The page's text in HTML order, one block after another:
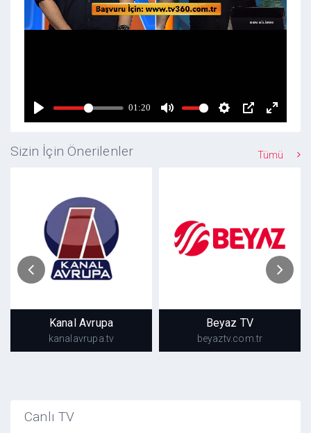
Sizin İçin Önerilenler Tümü
Kanal Avrupa
kanalavrupa.tv
Beyaz TV
beyaztv.com.tr
Canlı TV